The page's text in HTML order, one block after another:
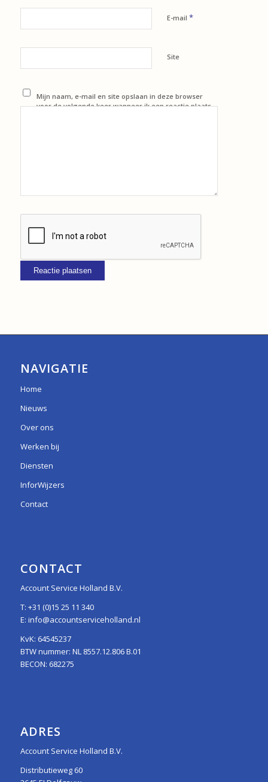
E-mail *
Site
Mijn naam, e-mail en site opslaan in deze browser
voor de volgende keer wanneer ik een reactie plaats.
NAVIGATIE
Home
Nieuws
Over ons
Werken bij
Diensten
InforWijzers
Contact
CONTACT
Account Service Holland B.V.
T: +31 (0)15 25 11 340
E: info@accountserviceholland.nl
KvK: 64545237
BTW nummer: NL 8557.12.806 B.01
BECON: 682275
ADRES
Account Service Holland B.V.
Distributieweg 60